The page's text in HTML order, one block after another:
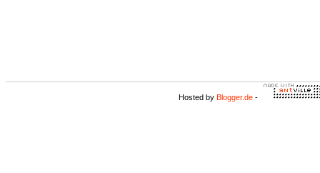
Hosted by Blogger.de -